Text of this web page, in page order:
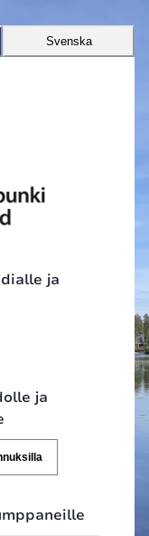
ja
ja
Svenska